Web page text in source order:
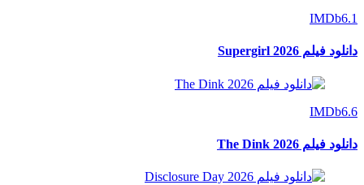
IMDb6.1
دانلود فیلم Supergirl 2026
IMDb6.6
دانلود فیلم The Dink 2026